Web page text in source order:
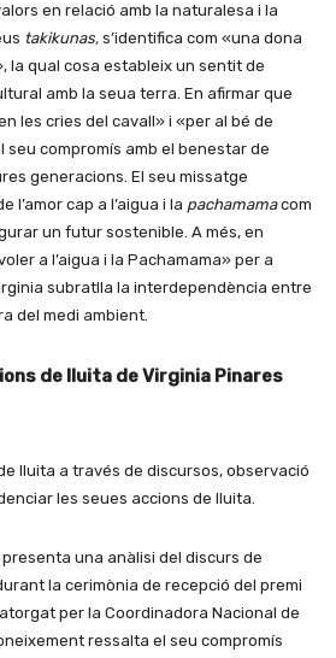
en relació amb la naturalesa i la
takikunas, s’identifica com «una dona
la qual cosa estableix un sentit de
amb la seua terra. En afirmar que
les cries del cavall» i «per al bé de
seu compromís amb el benestar de
generacions. El seu missatge
l’amor cap a l’aigua i la pachamamacom
un futur sostenible. A més, en
a l’aigua i la Pachamama» per a
subratlla la interdependència entre
del medi ambient.
de lluita de Virginia Pinares
lluita a través de discursos, observació
les seues accions de lluita.
una anàlisi del discurs de
la cerimònia de recepció del premi
per la Coordinadora Nacional de
ressalta el seu compromís